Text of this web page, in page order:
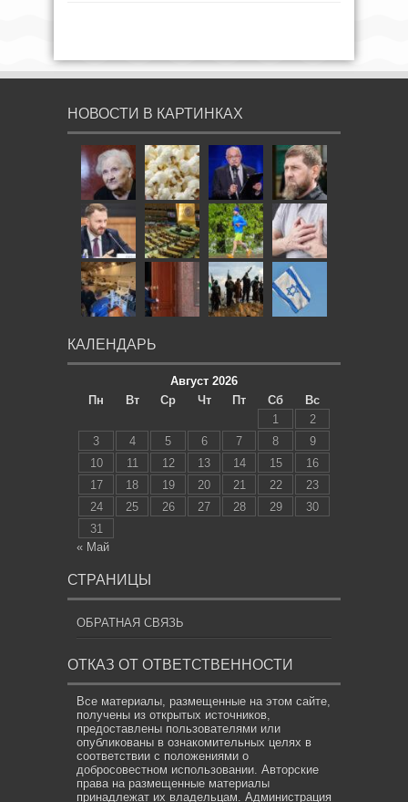
НОВОСТИ В КАРТИНКАХ
КАЛЕНДАРЬ
Август 2026
Пн
Вт Ср Чт Пт Сб
Вс
1
2
3
4 5 6 7 8
9
10
11 12 13 14 15
16
17
18 19 20 21 22
23
24
25 26 27 28 29
30
31
« Май
СТРАНИЦЫ
ОБРАТНАЯ СВЯЗЬ
ОТКАЗ ОТ ОТВЕТСТВЕННОСТИ
Все материалы, размещенные на этом сайте,
получены из открытых источников,
предоставлены пользователями или
опубликованы в ознакомительных целях в
соответствии с положениями о
добросовестном использовании. Авторские
права на размещенные материалы
принадлежат их владельцам. Администрация